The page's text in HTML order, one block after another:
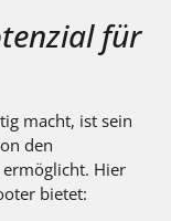
für
macht, ist sein
den
Hier
bietet: